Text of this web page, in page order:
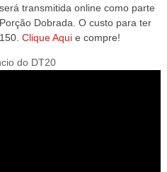
transmitida online como parte
Dobrada. O custo para ter
Clique Aquie compre!
do DT20